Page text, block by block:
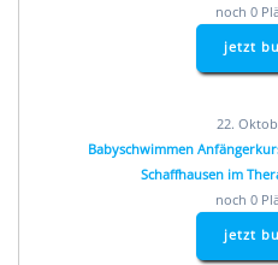
noch 0
jetzt
22.
Babyschwimmen
Schaffhausen im
noch 0
jetzt